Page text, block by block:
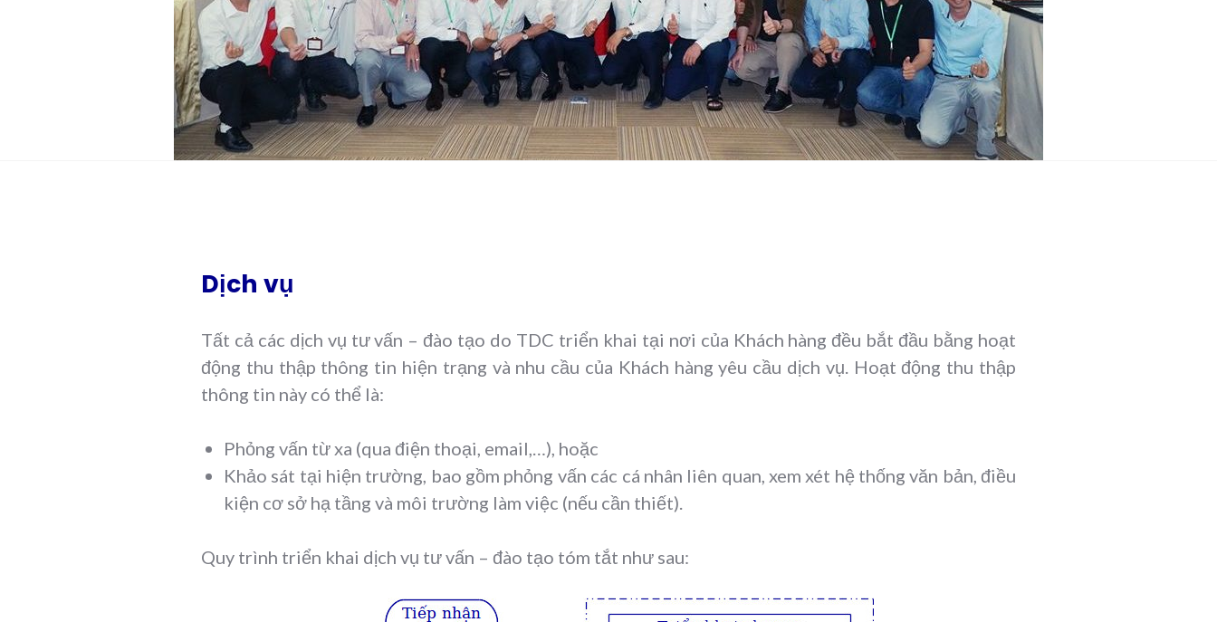
Dịch vụ
Tất cả các dịch vụ tư vấn – đào tạo do TDC triển khai tại nơi của Khách hàng đều bắt đầu bằng hoạt
động thu thập thông tin hiện trạng và nhu cầu của Khách hàng yêu cầu dịch vụ. Hoạt động thu thập
thông tin này có thể là:
Phỏng vấn từ xa (qua điện thoại, email,…), hoặc
Khảo sát tại hiện trường, bao gồm phỏng vấn các cá nhân liên quan, xem xét hệ thống văn bản, điều
kiện cơ sở hạ tầng và môi trường làm việc (nếu cần thiết).
Quy trình triển khai dịch vụ tư vấn – đào tạo tóm tắt như sau: